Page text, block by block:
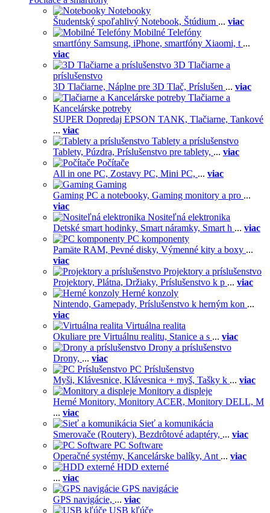
Notebooky
Študentský spoľahlivý Notebook, Štúdium ... viac
Mobilné Telefóny
smartfóny Samsung, iPhone, smartfóny Xiaomi, t ...
viac
3D Tlačiarne a
príslušenstvo
3D Tlačiarne, Náplne pre 3D Tlač, Príslušen ... viac
Tlačiarne a
Kancelárske potreby
SUPER Dopredaj EPSON TANK, Tlačiarne, Tankové
... viac
Tablety a príslušenstvo
Tablety, Púzdra, Príslušenstvo pre tablety, ... viac
Počítače
All in one PC, Zostavy PC, Mini PC, ... viac
Gaming
Gaming PC a notebooky, Gaming monitory a pro ...
viac
Nositeľná elektronika
Detské smart hodinky, Smart náramky, Smart h ... viac
PC komponenty
Pamäte RAM, Pevné disky, Výmenné kity a boxy ...
viac
Projektory a príslušenstvo
Projektory, Plátna, Držiaky, Príslušenstvo k p ... viac
Herné konzoly
Nintendo, Gamepady, Príslušenstvo k herným kon ...
viac
Virtuálna realita
Okuliare pre Virtuálnu realitu, Stanice a s ... viac
Drony a príslušenstvo
Drony, ... viac
PC Príslušenstvo
Myši, Klávesnice, Klávesnica + myš, Tašky k ... viac
Monitory a displeje
Herné Monitory, Monitory ACER, Monitory DELL, M
... viac
Sieť a komunikácia
Smerovače (Routery), Bezdrôtové adaptéry, ... viac
PC Software
Operačné systémy, Kancelárske balíky, Ant ... viac
HDD externé
... viac
GPS navigácie
GPS navigácie, ... viac
USB kľúče